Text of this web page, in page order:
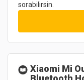
sorabilirsin.
Xiaomi Mi